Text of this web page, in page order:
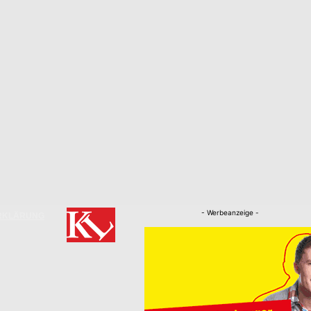
- Werbeanzeige -